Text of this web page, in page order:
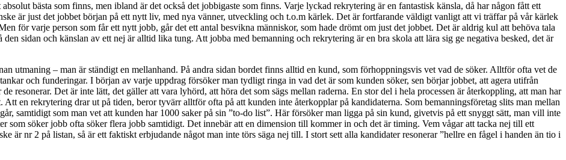
bästa som finns, men ibland är det också det jobbigaste som finns. Varje lyckad rekrytering är en fantastisk känsla, då har någon fått ett
är just det jobbet början på ett nytt liv, med nya vänner, utveckling och t.o.m kärlek. Det är fortfarande väldigt vanligt att vi träffar på vår kärlek
för varje person som får ett nytt jobb, går det ett antal besvikna människor, som hade drömt om just det jobbet. Det är aldrig kul att behöva tala
sidan och känslan av ett nej är alltid lika tung. Att jobba med bemanning och rekrytering är en bra skola att lära sig ge negativa besked, det är
utmaning – man är ständigt en mellanhand. På andra sidan bordet finns alltid en kund, som förhoppningsvis vet vad de söker. Alltför ofta vet de
och funderingar. I början av varje uppdrag försöker man tydligt ringa in vad det är som kunden söker, sen börjar jobbet, att agera utifrån
resonerar. Det är inte lätt, det gäller att vara lyhörd, att höra det som sägs mellan raderna. En stor del i hela processen är återkoppling, att man har
en rekrytering drar ut på tiden, beror tyvärr alltför ofta på att kunden inte återkopplar på kandidaterna. Som bemanningsföretag slits man mellan
samtidigt som man vet att kunden har 1000 saker på sin ”to-do list”. Här försöker man ligga på sin kund, givetvis på ett snyggt sätt, man vill inte
som söker jobb ofta söker flera jobb samtidigt. Det innebär att en dimension till kommer in och det är timing. Vem vågar att tacka nej till ett
är nr 2 på listan, så är ett faktiskt erbjudande något man inte törs säga nej till. I stort sett alla kandidater resonerar ”hellre en fågel i handen än tio i